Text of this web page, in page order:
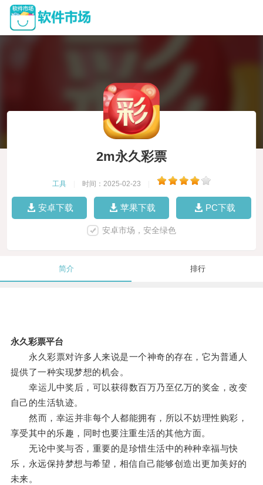
2m永久彩票
工具 时间：2025-02-23
安卓下载 苹果下载 PC下载
安卓市场，安全绿色
简介 排行
永久彩票平台
永久彩票对许多人来说是一个神奇的存在，它为普通人
提供了一种实现梦想的机会。
幸运儿中奖后，可以获得数百万乃至亿万的奖金，改变
自己的生活轨迹。
然而，幸运并非每个人都能拥有，所以不妨理性购彩，
享受其中的乐趣，同时也要注重生活的其他方面。
无论中奖与否，重要的是珍惜生活中的种种幸福与快
乐，永远保持梦想与希望，相信自己能够创造出更加美好的
未来。